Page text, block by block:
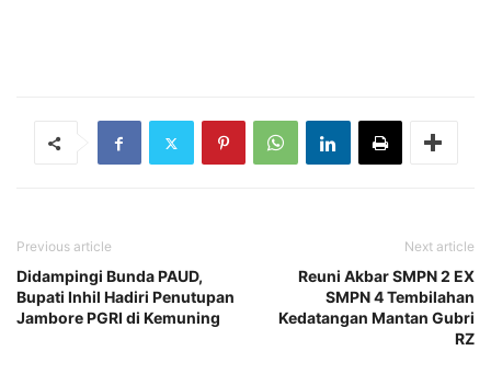
Previous article
Didampingi Bunda PAUD,
Bupati Inhil Hadiri Penutupan
Jambore PGRI di Kemuning
Next article
Reuni Akbar SMPN 2 EX
SMPN 4 Tembilahan
Kedatangan Mantan Gubri
RZ